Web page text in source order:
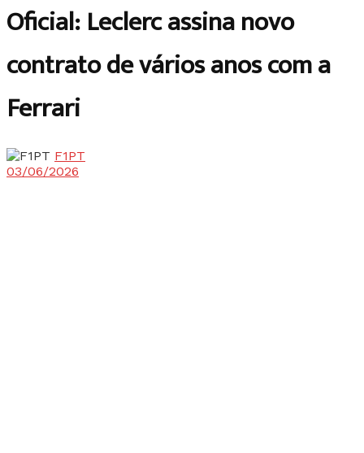
Oficial: Leclerc assina novo
contrato de vários anos com a
Ferrari
F1PT
03/06/2026